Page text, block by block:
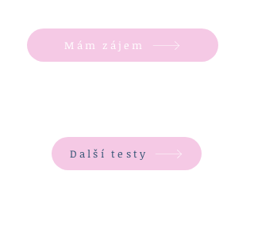
Mám zájem
Další testy